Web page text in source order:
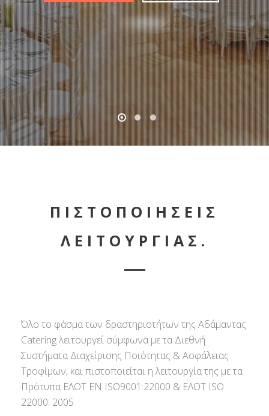
ΠΙΣΤΟΠΟΙΗΣΕΙΣ
ΛΕΙΤΟΥΡΓΙΑΣ.
Όλο το φάσμα των δραστηριοτήτων της Αδάμαντας
Catering λειτουργεί σύμφωνα με τα Διεθνή
Συστήματα Διαχείρισης Ποιότητας & Ασφάλειας
Τροφίμων, και πιστοποιείται η λειτουργία της με τα
Πρότυπα ΕΛΟΤ ΕΝ ISO9001:22000 & ΕΛΟΤ ISO
22000: 2005